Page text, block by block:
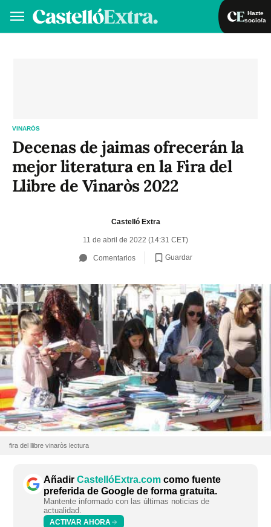
Hazte
socio/a
VINARÓS
Decenas de jaimas ofrecerán la
mejor literatura en la Fira del
Llibre de Vinaròs 2022
Castelló Extra
11 de abril de 2022 (14:31 CET)
Comentarios Guardar
fira del llibre vinaròs lectura
Añadir CastellóExtra.com como fuente
preferida de Google de forma gratuita.
Mantente informado con las últimas noticias de
actualidad.
ACTIVAR AHORA